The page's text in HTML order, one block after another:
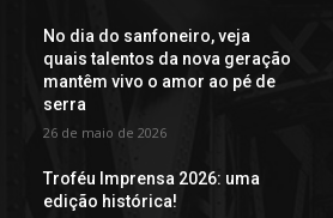
No dia do sanfoneiro, veja
quais talentos da nova geração
mantêm vivo o amor ao pé de
serra
26 de maio de 2026
Troféu Imprensa 2026: uma
edição histórica!